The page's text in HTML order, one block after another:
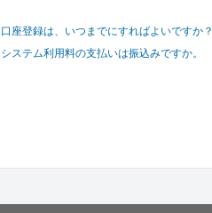
口座登録は、いつまでにすればよいですか？
システム利用料の支払いは振込みですか。